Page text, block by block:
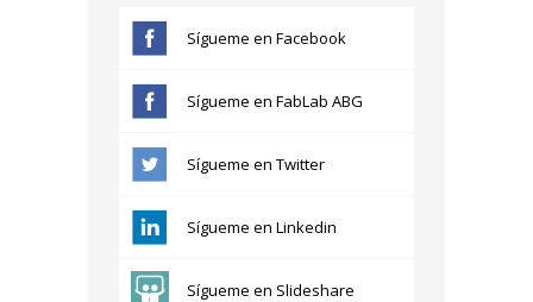
Sígueme en Facebook
Sígueme en FabLab ABG
Sígueme en Twitter
Sígueme en Linkedin
Sígueme en Slideshare